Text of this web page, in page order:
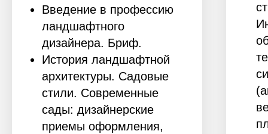
Введение в профессию
ландшафтного
дизайнера. Бриф.
История ландшафтной
архитектуры. Садовые
стили. Современные
сады: дизайнерские
приемы оформления,